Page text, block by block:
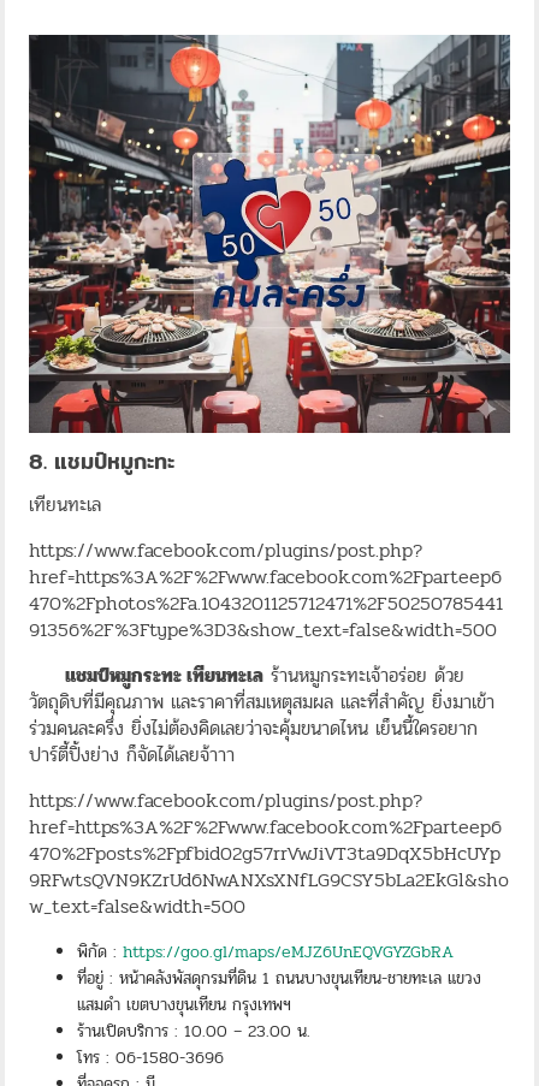
8. แชมป์หมูกะทะ
เทียนทะเล
https://www.facebook.com/plugins/post.php?
href=https%3A%2F%2Fwww.facebook.com%2Fparteep6
470%2Fphotos%2Fa.1043201125712471%2F50250785441
91356%2F%3Ftype%3D3&show_text=false&width=500
แชมป์หมูกระทะ เทียนทะเล ร้านหมูกระทะเจ้าอร่อย ด้วย
วัตถุดิบที่มีคุณภาพ และราคาที่สมเหตุสมผล และที่สำคัญ ยิ่งมาเข้า
ร่วมคนละครึ่ง ยิ่งไม่ต้องคิดเลยว่าจะคุ้มขนาดไหน เย็นนี้ใครอยาก
ปาร์ตี้ปิ้งย่าง ก็จัดได้เลยจ้าาา
https://www.facebook.com/plugins/post.php?
href=https%3A%2F%2Fwww.facebook.com%2Fparteep6
470%2Fposts%2Fpfbid02g57rrVwJiVT3ta9DqX5bHcUYp
9RFwtsQVN9KZrUd6NwANXsXNfLG9CSY5bLa2EkGl&sho
w_text=false&width=500
พิกัด :https://goo.gl/maps/eMJZ6UnEQVGYZGbRA
ที่อยู่ : หน้าคลังพัสดุกรมที่ดิน 1 ถนนบางขุนเทียน-ชายทะเล แขวง
แสมดำ เขตบางขุนเทียน กรุงเทพฯ
ร้านเปิดบริการ : 10.00 – 23.00 น.
โทร : 06-1580-3696